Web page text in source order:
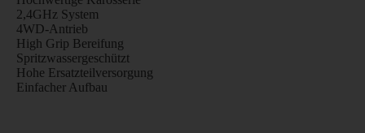
2,4GHz System
4WD-Antrieb
High Grip Bereifung
Spritzwassergeschützt
Hohe Ersatzteilversorgung
Einfacher Aufbau